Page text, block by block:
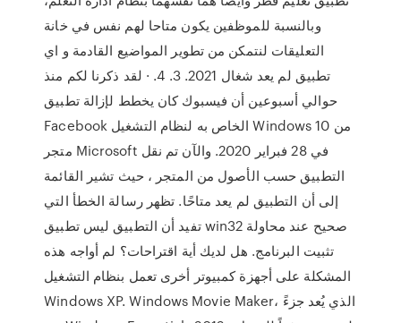
وبالنسبة للموظفين يكون متاحا لهم نفس في خانة
التعليقات لنتمكن من تطوير المواضيع القادمة و اي
تطبيق لم يعد شغال 2021. 3. 4. · لقد ذكرنا لكم منذ
حوالي أسبوعين أن فيسبوك كان يخطط لإزالة تطبيق
Facebook الخاص به لنظام التشغيل Windows 10 من
متجر Microsoft في 28 فبراير 2020. والآن تم نقل
التطبيق حسب الأصول من المتجر ، حيث تشير القائمة
إلى أن التطبيق لم يعد متاحًا. تظهر رسالة الخطأ التي
تفيد أن التطبيق ليس تطبيق win32 صحيح عند محاولة
تثبيت البرنامج. هل لديك أية اقتراحات؟ لم أواجه هذه
المشكلة على أجهزة كمبيوتر أخرى تعمل بنظام التشغيل
Windows XP. Windows Movie Maker، الذي يُعد جزءً